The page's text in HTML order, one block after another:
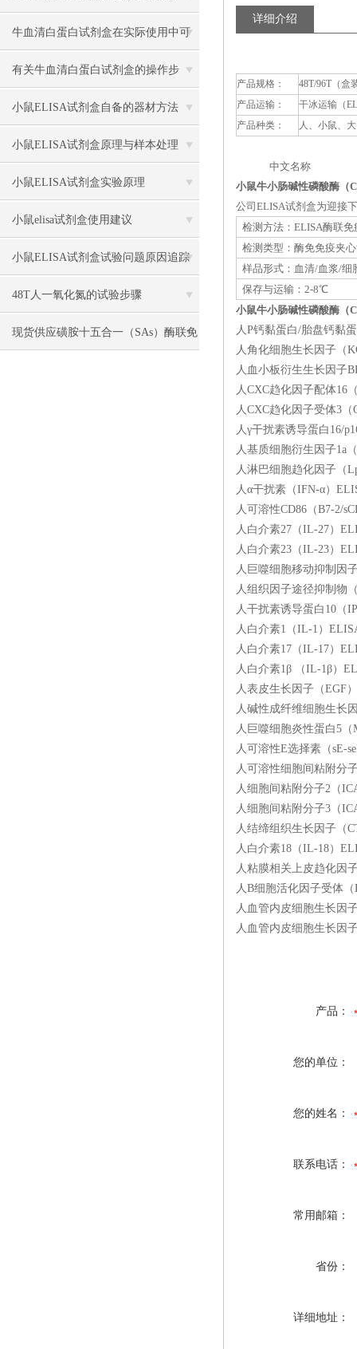
估？
牛血清白蛋白试剂盒在实际使用中可
分为多种类型测定
有关牛血清白蛋白试剂盒的操作步
骤，以下有详细说明
小鼠ELISA试剂盒自备的器材方法
小鼠ELISA试剂盒原理与样本处理
小鼠ELISA试剂盒实验原理
小鼠elisa试剂盒使用建议
小鼠ELISA试剂盒试验问题原因追踪
48T人一氧化氮的试验步骤
现货供应磺胺十五合一（SAs）酶联免
详细介绍
产品规格：
48T/96T（盒
产品运输：
干冰运输（
产品种类：
人、小鼠、
中文名称 英
小鼠牛小肠碱性磷酸酶（
公司ELISA试剂盒为迎接
检测方法：ELISA酶联免
检测类型：酶免免疫夹
样品形式：血清/血浆/细
保存与运输：2-8℃
小鼠牛小肠碱性磷酸酶（
人P钙黏蛋白/胎盘钙黏
人角化细胞生长因子（
人血小板衍生生长因子
人CXC趋化因子配体16
人CXC趋化因子受体3
人γ干扰素诱导蛋白16/
人基质细胞衍生因子1a
人淋巴细胞趋化因子（
人α干扰素（IFN-α）
人可溶性CD86（B7-2/
人白介素27（IL-27）
人白介素23（IL-23）
人巨噬细胞移动抑制因
人组织因子途径抑制物
人干扰素诱导蛋白10（
人白介素1（IL-1）
人白介素17（IL-17）
人白介素1β （IL-1β）
人表皮生长因子（EGF
人碱性成纤维细胞生长
人巨噬细胞炎性蛋白5
人可溶性E选择素（sE-
人可溶性细胞间粘附分
人细胞间粘附分子2（
人细胞间粘附分子3（
人结缔组织生长因子（
人白介素18（IL-18）
人粘膜相关上皮趋化因
人B细胞活化因子受体
人血管内皮细胞生长因
人血管内皮细胞生长因
产品：
您的单位：
您的姓名：
联系电话：
常用邮箱：
省份：
详细地址：